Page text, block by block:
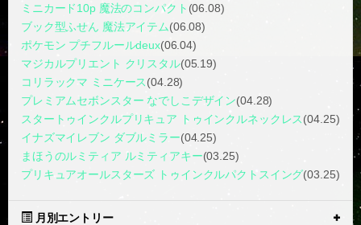
ミニカード10p 魔法のコンパクト (06.08)
ブック型ふせん 魔法アイテム(06.08)
ポケモン プチフルールdeux(06.04)
マジカルプリエント クリスタル(05.19)
コリラックマ ミニケース(04.28)
プレミアムセボンスター なでしこデザイン(04.28)
スタートゥインクルプリキュア トゥインクルネックレス(04.25)
イナズマイレブン ダブルミラー(04.25)
まほうのルミティア ルミティアキー(03.25)
プリキュアオールスターズ トゥインクルパクトスイング(03.25)
月別エントリー